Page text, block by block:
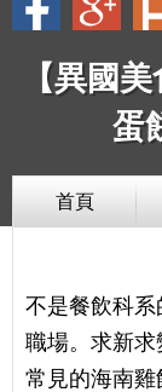
【異國
蛋
首頁
不是餐飲科系
職場。求新求
常見的海南